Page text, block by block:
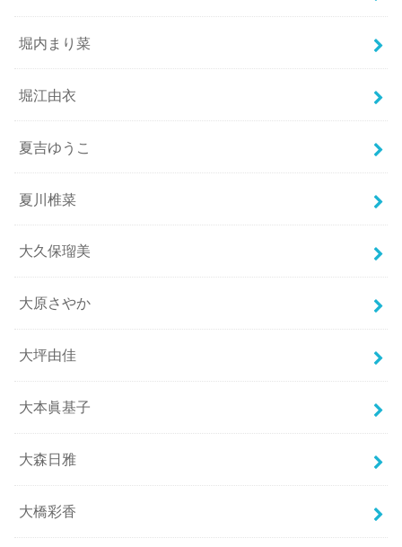
堀内まり菜
堀江由衣
夏吉ゆうこ
夏川椎菜
大久保瑠美
大原さやか
大坪由佳
大本眞基子
大森日雅
大橋彩香